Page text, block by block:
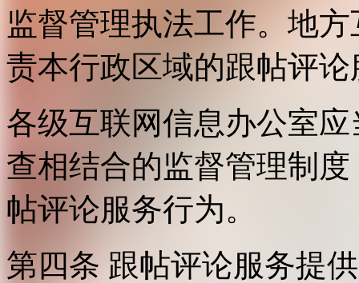
监督管理执法工作。地
责本行政区域的跟帖评
各级互联网信息办公室
查相结合的监督管理制
帖评论服务行为。
第四条 跟帖评论服务提